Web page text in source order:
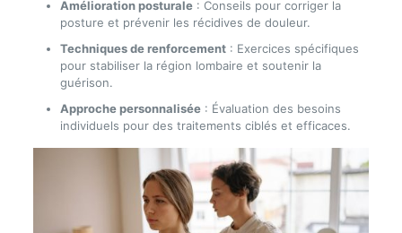
Amélioration posturale: Conseils pour corriger la
posture et prévenir les récidives de douleur.
Techniques de renforcement: Exercices spécifiques
pour stabiliser la région lombaire et soutenir la
guérison.
Approche personnalisée: Évaluation des besoins
individuels pour des traitements ciblés et efficaces.